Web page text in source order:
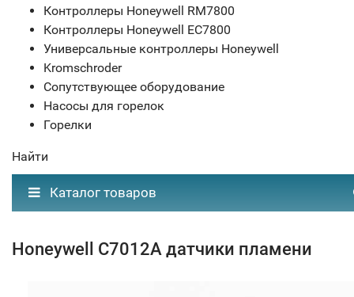
Контроллеры Honeywell RM7800
Контроллеры Honeywell EC7800
Универсальные контроллеры Honeywell
Kromschroder
Сопутствующее оборудование
Насосы для горелок
Горелки
Найти
Каталог товаров
Honeywell C7012A датчики пламени